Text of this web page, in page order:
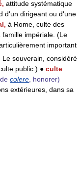
attitude systématique
d'un dirigeant ou d'une
à Rome, culte des
impériale. (Le
important
Le souverain, considéré
public.) ● culte
, de colere , honorer)
extérieures, dans sa